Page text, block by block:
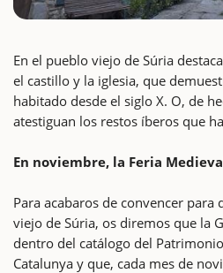
En el pueblo viejo de Súria
el castillo y la iglesia, que
habitado desde el siglo X. O, de
atestiguan los restos íberos que
En noviembre, la Feria
Para acabaros de convencer
viejo de Súria, os diremos que la
dentro del catálogo del
Catalunya y que, cada mes de